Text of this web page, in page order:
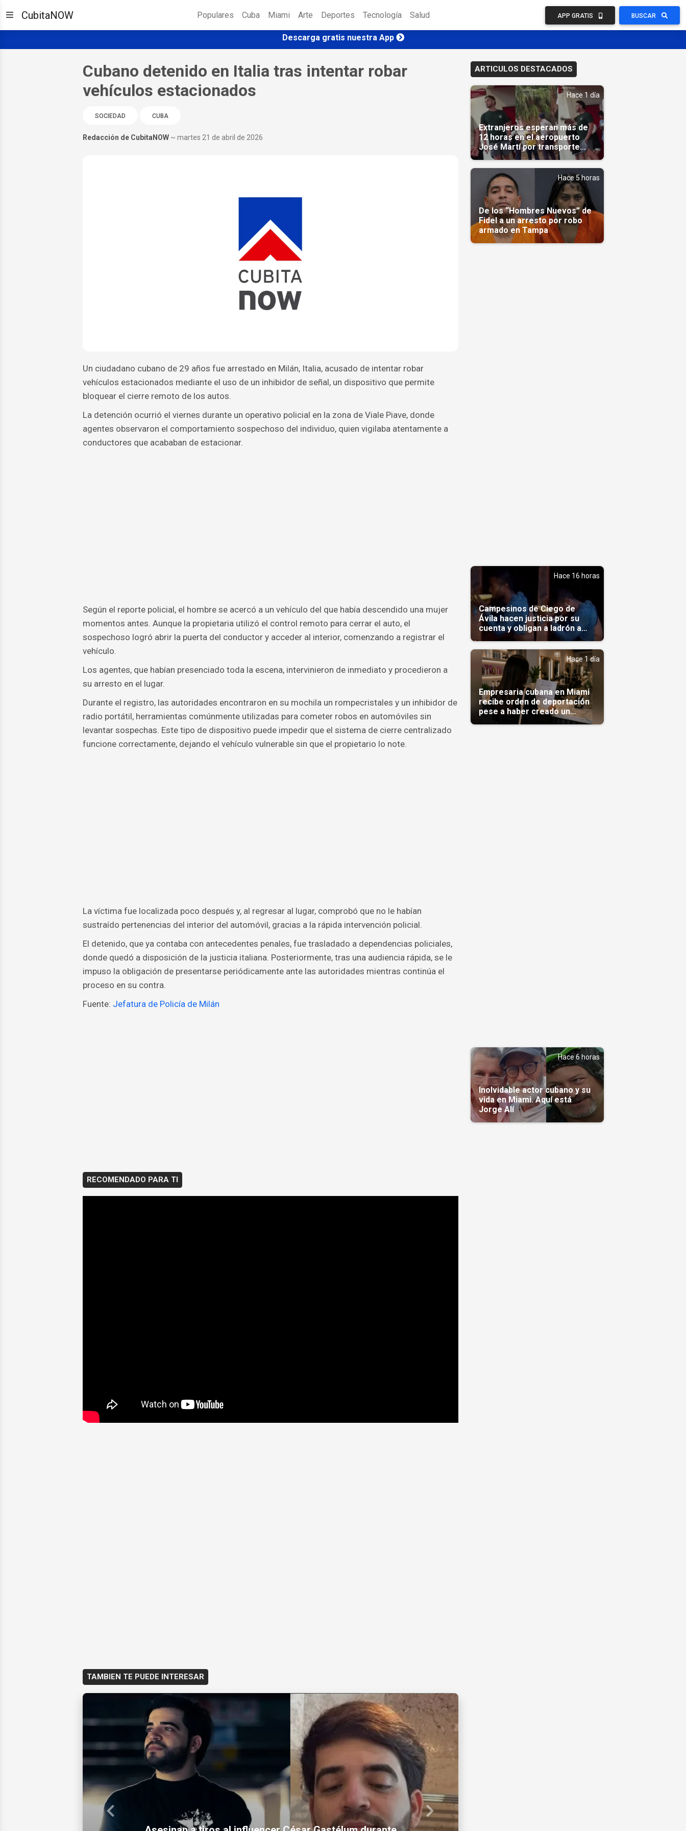
CubitaNOW Populares Cuba Miami Arte Deportes Tecnología Salud APP GRATIS BUSCAR
Descarga gratis nuestra App
Cubano detenido en Italia tras intentar robar
vehículos estacionados
SOCIEDAD CUBA
Redacción de CubitaNOW ~ martes 21 de abril de 2026
Un ciudadano cubano de 29 años fue arrestado en Milán, Italia, acusado de intentar robar
vehículos estacionados mediante el uso de un inhibidor de señal, un dispositivo que permite
bloquear el cierre remoto de los autos.
La detención ocurrió el viernes durante un operativo policial en la zona de Viale Piave, donde
agentes observaron el comportamiento sospechoso del individuo, quien vigilaba atentamente a
conductores que acababan de estacionar.
Según el reporte policial, el hombre se acercó a un vehículo del que había descendido una mujer
momentos antes. Aunque la propietaria utilizó el control remoto para cerrar el auto, el
sospechoso logró abrir la puerta del conductor y acceder al interior, comenzando a registrar el
vehículo.
Los agentes, que habían presenciado toda la escena, intervinieron de inmediato y procedieron a
su arresto en el lugar.
Durante el registro, las autoridades encontraron en su mochila un rompecristales y un inhibidor de
radio portátil, herramientas comúnmente utilizadas para cometer robos en automóviles sin
levantar sospechas. Este tipo de dispositivo puede impedir que el sistema de cierre centralizado
funcione correctamente, dejando el vehículo vulnerable sin que el propietario lo note.
La víctima fue localizada poco después y, al regresar al lugar, comprobó que no le habían
sustraído pertenencias del interior del automóvil, gracias a la rápida intervención policial.
El detenido, que ya contaba con antecedentes penales, fue trasladado a dependencias policiales,
donde quedó a disposición de la justicia italiana. Posteriormente, tras una audiencia rápida, se le
impuso la obligación de presentarse periódicamente ante las autoridades mientras continúa el
proceso en su contra.
Fuente: Jefatura de Policía de Milán
RECOMENDADO PARA TI
TAMBIEN TE PUEDE INTERESAR
Previous Next
ARTICULOS DESTACADOS
Hace 1 día
Extranjeros esperan más de
12 horas en el aeropuerto
José Martí por transporte
reservado semanas
antes(Video)
Hace 5 horas
De los “Hombres Nuevos” de
Fidel a un arresto por robo
armado en Tampa
Hace 16 horas
Campesinos de Ciego de
Ávila hacen justicia por su
cuenta y obligan a ladrón a
comerse el maíz robado
(Video)
Hace 1 día
Empresaria cubana en Miami
recibe orden de deportación
pese a haber creado un
Hace 6 horas
Inolvidable actor cubano y su
vida en Miami. Aquí está
Jorge Alí